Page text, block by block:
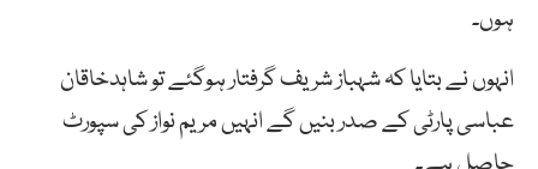
ہوں۔
انہوں نے بتایا کہ شہباز شریف گرفتار ہوگئے تو شاہدخاقان
عباسی پارٹی کے صدر بنیں گے انہیں مریم نواز کی سپورٹ